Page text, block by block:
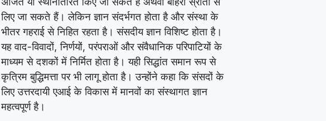
लिए जा सकते हैं। लेकिन ज्ञान संदर्भगत होता है और संस्था के
भीतर गहराई से निहित रहता है। संसदीय ज्ञान विशिष्ट होता है।
यह वाद-विवादों, निर्णयों, परंपराओं और संवैधानिक परिपाटियों के
माध्यम से दशकों में निर्मित होता है। यही सिद्धांत समान रूप से
कृत्रिम बुद्धिमत्ता पर भी लागू होता है। उन्होंने कहा कि संसदों के
लिए उत्तरदायी एआई के विकास में मानवों का संस्थागत ज्ञान
महत्वपूर्ण है।